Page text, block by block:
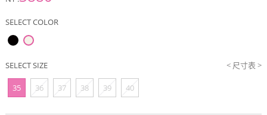
SELECT COLOR
< 尺寸表 >
SELECT SIZE
35 36 37 38 39 40